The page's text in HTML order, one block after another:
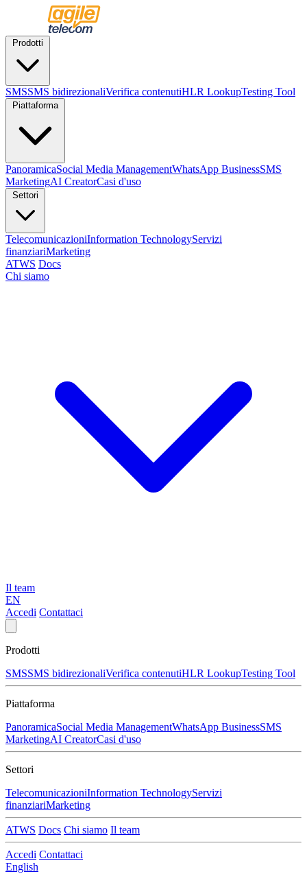
SMSSMS bidirezionaliVerifica contenutiHLR LookupTesting Tool
Piattaforma
PanoramicaSocial Media ManagementWhatsApp BusinessSMS
MarketingAI CreatorCasi d'uso
TelecomunicazioniInformation TechnologyServizi
finanziariMarketing
ATWS Docs
Chi siamo
Il team
EN
Accedi Contattaci
Prodotti
SMSSMS bidirezionaliVerifica contenutiHLR LookupTesting Tool
Piattaforma
PanoramicaSocial Media ManagementWhatsApp BusinessSMS
MarketingAI CreatorCasi d'uso
Settori
TelecomunicazioniInformation TechnologyServizi
finanziariMarketing
ATWS Docs Chi siamo Il team
Accedi Contattaci
English